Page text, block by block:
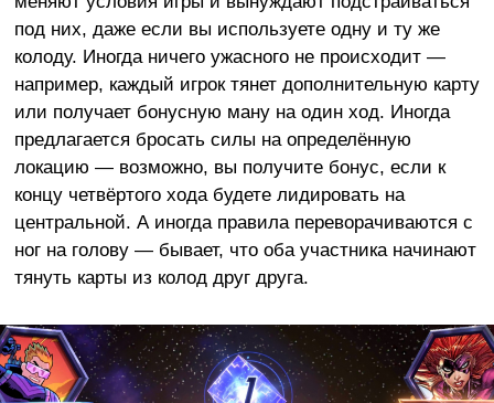
под них, даже если вы используете одну и ту же
колоду. Иногда ничего ужасного не происходит —
например, каждый игрок тянет дополнительную карту
или получает бонусную ману на один ход. Иногда
предлагается бросать силы на определённую
локацию — возможно, вы получите бонус, если к
концу четвёртого хода будете лидировать на
центральной. А иногда правила переворачиваются с
ног на голову — бывает, что оба участника начинают
тянуть карты из колод друг друга.